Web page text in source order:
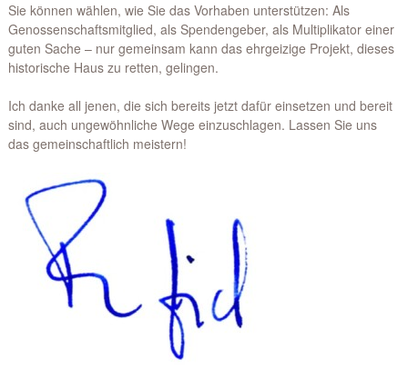
Sie können wählen, wie Sie das Vorhaben unterstützen: Als
Genossenschaftsmitglied, als Spendengeber, als Multiplikator einer
guten Sache – nur gemeinsam kann das ehrgeizige Projekt, dieses
historische Haus zu retten, gelingen.
Ich danke all jenen, die sich bereits jetzt dafür einsetzen und bereit
sind, auch ungewöhnliche Wege einzuschlagen. Lassen Sie uns
das gemeinschaftlich meistern!